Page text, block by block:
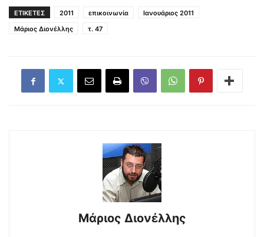
ΕΤΙΚΕΤΕΣ 2011 επικοινωνία
Ιανουάριος 2011
Μάριος Διονέλλης
τ. 47
Μάριος Διονέλλης